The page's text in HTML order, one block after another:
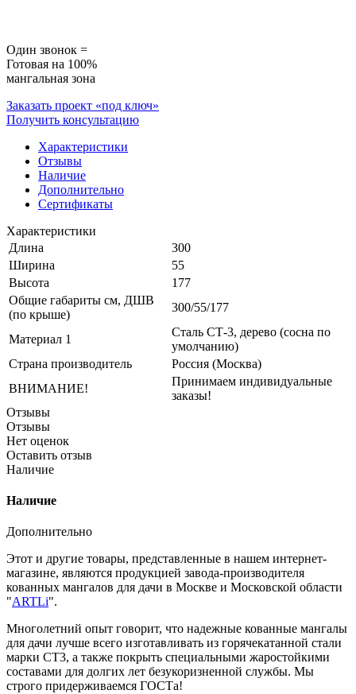
Один звонок =
Готовая на 100%
мангальная зона
Заказать проект «под ключ»
Получить консультацию
Характеристики
Отзывы
Наличие
Дополнительно
Сертификаты
Характеристики
Длина
300
Ширина
55
Высота
177
Общие габариты см, ДШВ
(по крыше)
300/55/177
Материал 1
Сталь СТ-3, дерево (сосна по
умолчанию)
Страна производитель
Россия (Москва)
ВНИМАНИЕ!
Принимаем индивидуальные
заказы!
Отзывы
Отзывы
Нет оценок
Оставить отзыв
Наличие
Наличие
Дополнительно
Этот и другие товары, представленные в нашем интернет-
магазине, являются продукцией завода-производителя
кованных мангалов для дачи в Москве и Московской области
"ARTLi".
Многолетний опыт говорит, что надежные кованные мангалы
для дачи лучше всего изготавливать из горячекатанной стали
марки СТ3, а также покрыть специальными жаростойкими
составами для долгих лет безукоризненной службы. Мы
строго придерживаемся ГОСТа!